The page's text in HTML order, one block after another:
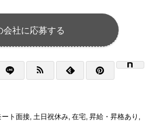
会社に応募する
ート面接, 土日祝休み, 在宅, 昇給・昇格あり ,